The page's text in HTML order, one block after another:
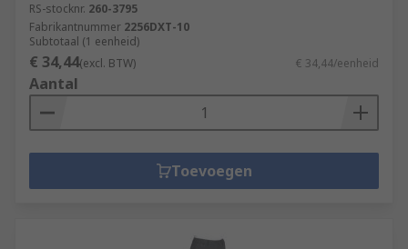
RS-stocknr. 260-3795
Fabrikantnummer 2256DXT-10
Subtotaal (1 eenheid)
€ 34,44(excl. BTW) € 34,44/eenheid
Aantal
Toevoegen